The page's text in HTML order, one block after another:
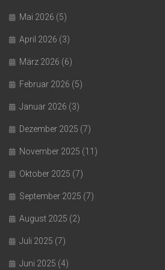
Mai 2026 (5)
April 2026 (3)
März 2026 (6)
Februar 2026 (5)
Januar 2026 (3)
Dezember 2025 (7)
November 2025 (11)
Oktober 2025 (7)
September 2025 (7)
August 2025 (2)
Juli 2025 (7)
Juni 2025 (4)